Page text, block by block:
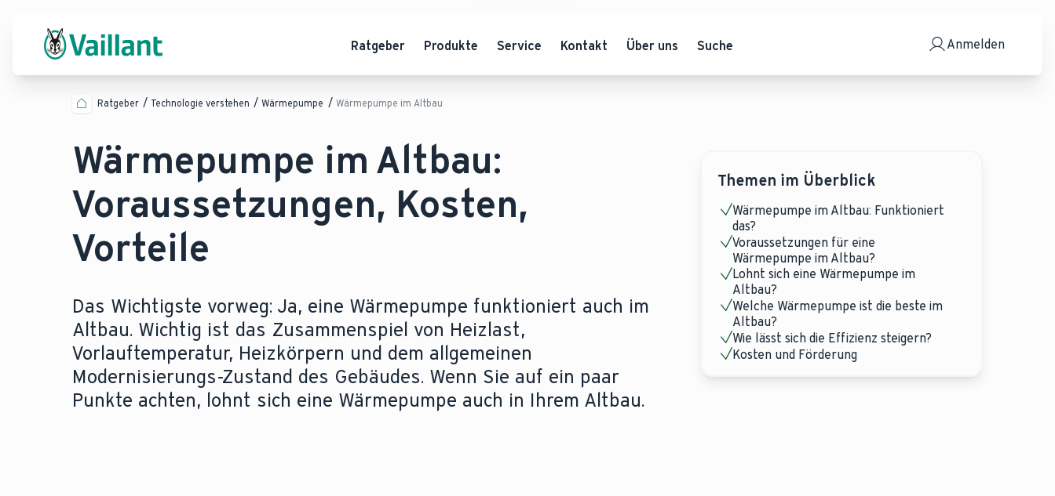
Ratgeber Produkte Service Kontakt Über uns Suche Anmelden
Ratgeber Technologie verstehen Wärmepumpe Wärmepumpe im Altbau
Wärmepumpe im Altbau:
Voraussetzungen, Kosten,
Vorteile
Das Wichtigste vorweg: Ja, eine Wärmepumpe funktioniert auch im
Altbau. Wichtig ist das Zusammenspiel von Heizlast,
Vorlauftemperatur, Heizkörpern und dem allgemeinen
Modernisierungs-Zustand des Gebäudes. Wenn Sie auf ein paar
Punkte achten, lohnt sich eine Wärmepumpe auch in Ihrem Altbau.
Themen im Überblick
Wärmepumpe im Altbau: Funktioniert
das?
Voraussetzungen für eine
Wärmepumpe im Altbau?
Lohnt sich eine Wärmepumpe im
Altbau?
Welche Wärmepumpe ist die beste im
Altbau?
Wie lässt sich die Effizienz steigern?
Kosten und Förderung